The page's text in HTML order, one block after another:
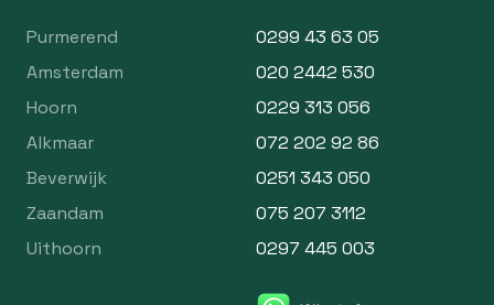
Purmerend
0299 43 63 05
Amsterdam
020 2442 530
Hoorn
0229 313 056
Alkmaar
072 202 92 86
Beverwijk
0251 343 050
Zaandam
075 207 3112
Uithoorn
0297 445 003